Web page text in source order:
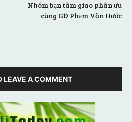
Nhóm bạn tâm giao phân ưu
cùng GĐ Phạm Văn Hước
LEAVE A COMMENT